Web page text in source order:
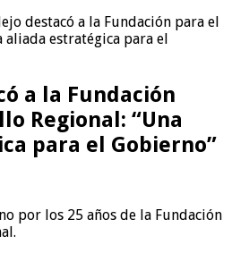
destacó a la Fundación para el
aliada estratégica para el
a la Fundación
Regional: “Una
para el Gobierno”
por los 25 años de la Fundación